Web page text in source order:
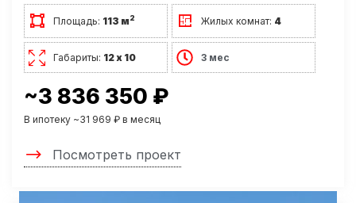
Площадь: 113 м2 Жилых комнат: 4
Габариты: 12 х 10 3 мес
~3 836 350 ₽
В ипотеку ~31 969 ₽ в месяц
Посмотреть проект